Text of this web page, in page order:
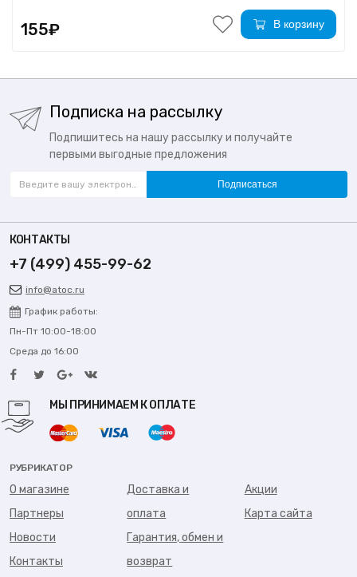
155₽ В корзину
Подписка на рассылку
Подпишитесь на нашу рассылку и получайте
первыми выгодные предложения
Подписаться
КОНТАКТЫ
+7 (499) 455-99-62
info@atoc.ru
График работы:
Пн-Пт 10:00-18:00
Среда до 16:00
МЫ ПРИНИМАЕМ К ОПЛАТЕ
РУБРИКАТОР
О магазине
Партнеры
Новости
Контакты
Доставка и
оплата
Гарантия, обмен и
возврат
Акции
Карта сайта